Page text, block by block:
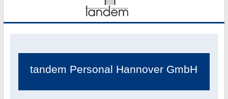
tandem Personal Hannover GmbH